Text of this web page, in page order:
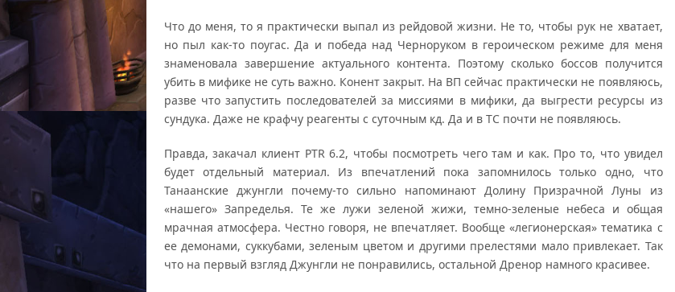
Что до меня, то я практически выпал из рейдовой жизни. Не то, чтобы рук не хватает,
но пыл как-то поугас. Да и победа над Черноруком в героическом режиме для меня
знаменовала завершение актуального контента. Поэтому сколько боссов получится
убить в мифике не суть важно. Конент закрыт. На ВП сейчас практически не появляюсь,
разве что запустить последователей за миссиями в мифики, да выгрести ресурсы из
сундука. Даже не крафчу реагенты с суточным кд. Да и в ТС почти не появляюсь.
Правда, закачал клиент PTR 6.2, чтобы посмотреть чего там и как. Про то, что увидел
будет отдельный материал. Из впечатлений пока запомнилось только одно, что
Танаанские джунгли почему-то сильно напоминают Долину Призрачной Луны из
«нашего» Запределья. Те же лужи зеленой жижи, темно-зеленые небеса и общая
мрачная атмосфера. Честно говоря, не впечатляет. Вообще «легионерская» тематика с
ее демонами, суккубами, зеленым цветом и другими прелестями мало привлекает. Так
что на первый взгляд Джунгли не понравились, остальной Дренор намного красивее.